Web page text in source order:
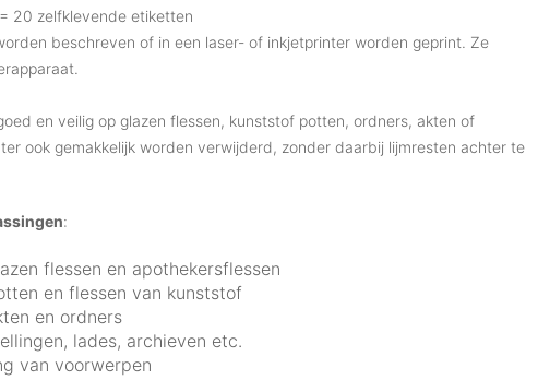
20 zelfklevende etiketten
beschreven of in een laser- of inkjetprinter worden geprint. Ze
en veilig op glazen flessen, kunststof potten, ordners, akten of
ook gemakkelijk worden verwijderd, zonder daarbij lijmresten achter te
:
flessen en apothekersflessen
en flessen van kunststof
en ordners
lades, archieven etc.
van voorwerpen